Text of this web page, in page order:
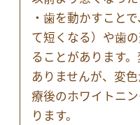
・歯を動かすこと
て短くなる）や歯
ることがあります
ありませんが、変
療後のホワイトニ
ります。